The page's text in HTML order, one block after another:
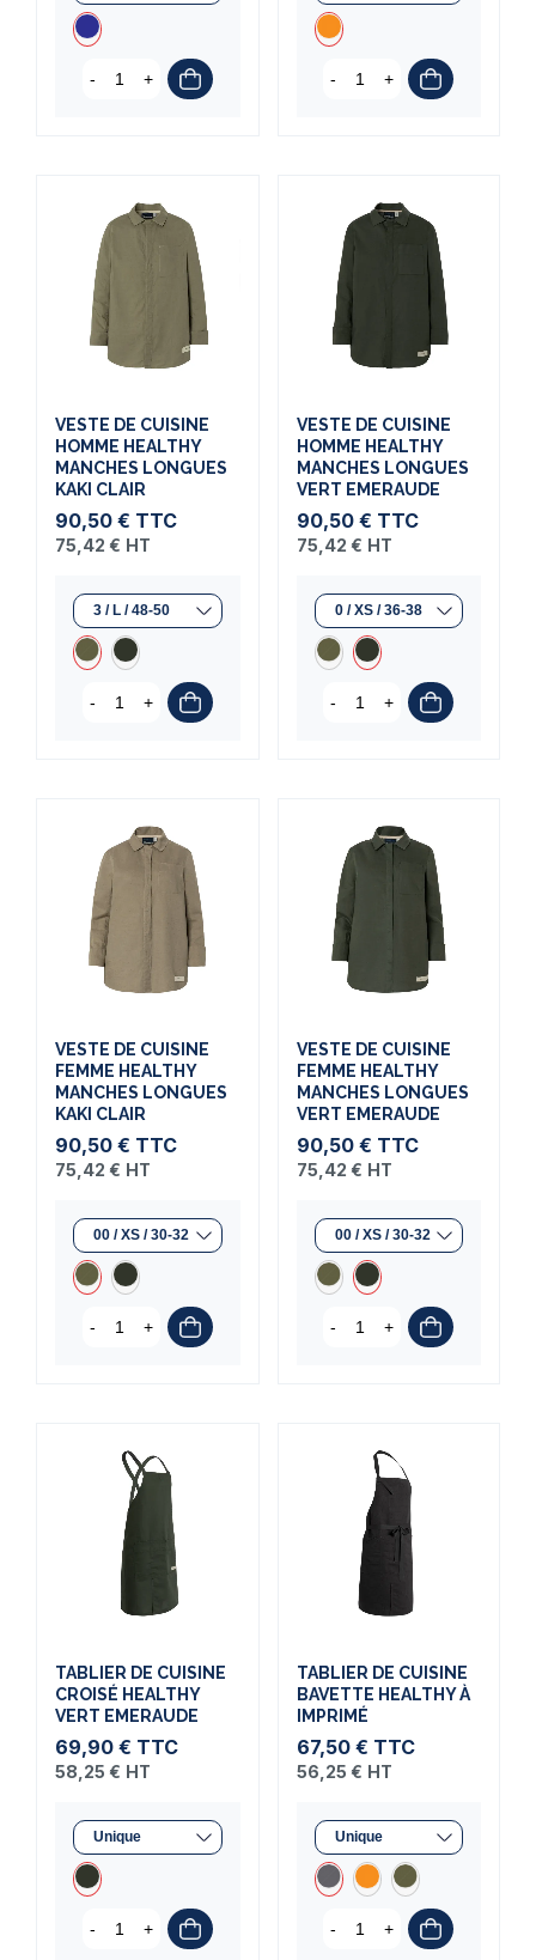
- + - +
VESTE DE CUISINE
HOMME HEALTHY
MANCHES LONGUES
KAKI CLAIR
90,50 € TTC
75,42 € HT
- +
VESTE DE CUISINE
HOMME HEALTHY
MANCHES LONGUES
VERT EMERAUDE
90,50 € TTC
75,42 € HT
- +
VESTE DE CUISINE
FEMME HEALTHY
MANCHES LONGUES
KAKI CLAIR
90,50 € TTC
75,42 € HT
- +
VESTE DE CUISINE
FEMME HEALTHY
MANCHES LONGUES
VERT EMERAUDE
90,50 € TTC
75,42 € HT
- +
TABLIER DE CUISINE
CROISÉ HEALTHY
VERT EMERAUDE
69,90 € TTC
58,25 € HT
- +
TABLIER DE CUISINE
BAVETTE HEALTHY À
IMPRIMÉ
67,50 € TTC
56,25 € HT
- +